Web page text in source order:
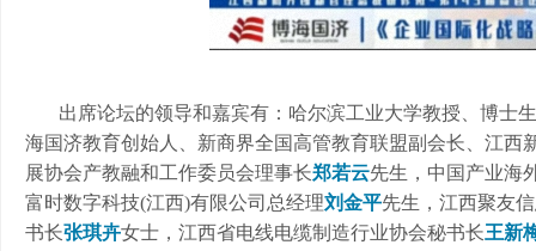
出席论坛的领导和嘉宾有：哈尔滨工业大学教授、博士
海国济教育创始人、新商界全国高管教育联盟副会长、江西
展协会产教融和工作委员会理事长郑若云先生，中国产业海
富时数字科技(江西)有限公司总经理刘金平先生，江西聚友
书长张琪卉女士，江西省电线电缆制造行业协会秘书长王新